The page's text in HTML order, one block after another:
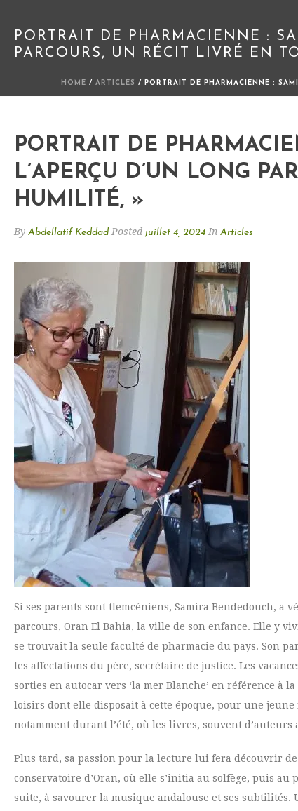
PORTRAIT DE PHARMACIENNE :
PARCOURS, UN RÉCIT LIVRÉ EN
HOME / ARTICLES / PORTRAIT DE PHARMACIENNE :
PORTRAIT DE
L’APERÇU D’UN LONG
HUMILITÉ, »
By Abdellatif Keddad Posted juillet 4, 2024 In Articles
Si ses parents sont tlemcéniens, Samira Bendedouch, a
parcours, Oran El Bahia, la ville de son enfance. Elle y
se trouvait la seule faculté de pharmacie du pays. Son
les affectations du père, secrétaire de justice. Les
sorties en autocar vers ‘la mer Blanche’ en référence
loisirs dont elle disposait à cette époque, pour une
notamment durant l’été, où les livres, souvent
Plus tard, sa passion pour la lecture lui fera découvrir
conservatoire d’Oran, où elle s’initia au solfège, puis
suite, à savourer la musique andalouse et ses